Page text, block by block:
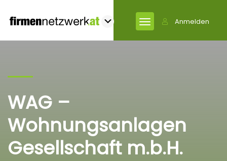
Anmelden
WAG –
Wohnungsanlagen
Gesellschaft m.b.H.